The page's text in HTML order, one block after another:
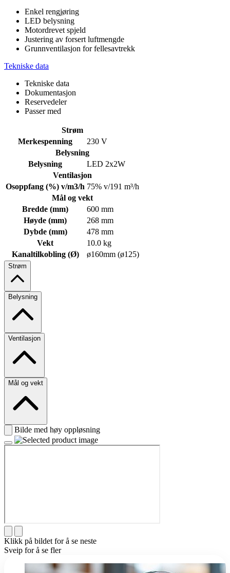
Enkel rengjøring
LED belysning
Motordrevet spjeld
Justering av forsert luftmengde
Grunnventilasjon for fellesavtrekk
Tekniske data
Tekniske data
Dokumentasjon
Reservedeler
Passer med
Strøm
Merkespenning
230 V
Belysning
Belysning
LED 2x2W
Ventilasjon
Osoppfang (%) v/m3/h 75% v/191 m³/h
Mål og vekt
Bredde (mm)
600 mm
Høyde (mm)
268 mm
Dybde (mm)
478 mm
Vekt
10.0 kg
Kanaltilkobling (Ø)
ø160mm (ø125)
Strøm
Belysning
Ventilasjon
Mål og vekt
Bilde med høy oppløsning
Klikk på bildet for å se neste
Sveip for å se fler